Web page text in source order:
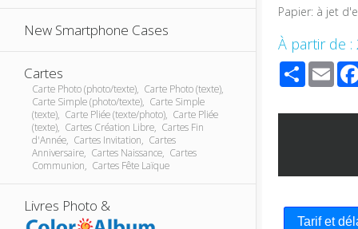
New Smartphone Cases
Cartes
Carte Photo (photo/texte), Carte Photo (texte),
Carte Simple (photo/texte), Carte Simple
(texte), Carte Pliée (texte/photo), Carte Pliée
(texte), Cartes Création Libre, Cartes Fin
d'Année, Cartes Invitation, Cartes
Anniversaire, Cartes Naissance, Cartes
Communion, Cartes Fête Laïque
Livres Photo &
Papier: à jet
À partir de :
Share
Tarif et